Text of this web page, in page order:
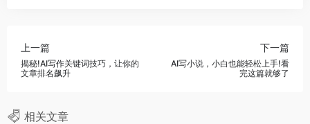
上一篇
揭秘!AI写作关键词技巧，让你的
文章排名飙升
下一篇
AI写小说，小白也能轻松上手!看
完这篇就够了
相关文章